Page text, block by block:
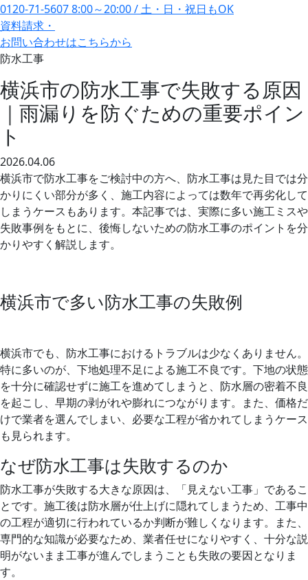
0120-71-56078:00～20:00 / 土・日・祝日もOK
資料請求・
お問い合わせはこちらから
防水工事
横浜市の防水工事で失敗する原因
｜雨漏りを防ぐための重要ポイン
ト
2026.04.06
横浜市で防水工事をご検討中の方へ、防水工事は見た目では分
かりにくい部分が多く、施工内容によっては数年で再劣化して
しまうケースもあります。本記事では、実際に多い施工ミスや
失敗事例をもとに、後悔しないための防水工事のポイントを分
かりやすく解説します。
横浜市で多い防水工事の失敗例
横浜市でも、防水工事におけるトラブルは少なくありません。
特に多いのが、下地処理不足による施工不良です。下地の状態
を十分に確認せずに施工を進めてしまうと、防水層の密着不良
を起こし、早期の剥がれや膨れにつながります。また、価格だ
けで業者を選んでしまい、必要な工程が省かれてしまうケース
も見られます。
なぜ防水工事は失敗するのか
防水工事が失敗する大きな原因は、「見えない工事」であるこ
とです。施工後は防水層が仕上げに隠れてしまうため、工事中
の工程が適切に行われているか判断が難しくなります。また、
専門的な知識が必要なため、業者任せになりやすく、十分な説
明がないまま工事が進んでしまうことも失敗の要因となりま
す。